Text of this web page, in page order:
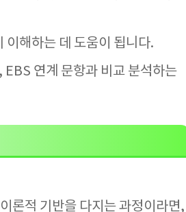
이해하는 데 도움이 됩니다.
연계 문항과 비교 분석하는
론적 기반을 다지는 과정이라면,